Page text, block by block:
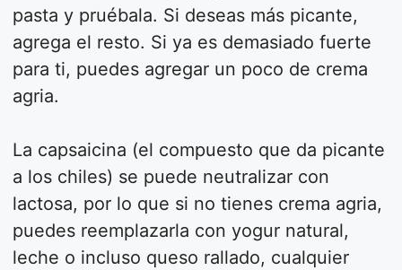
pasta y pruébala. Si deseas más picante,
agrega el resto. Si ya es demasiado fuerte
para ti, puedes agregar un poco de crema
agria.
La capsaicina (el compuesto que da picante
a los chiles) se puede neutralizar con
lactosa, por lo que si no tienes crema agria,
puedes reemplazarla con yogur natural,
leche o incluso queso rallado, cualquier